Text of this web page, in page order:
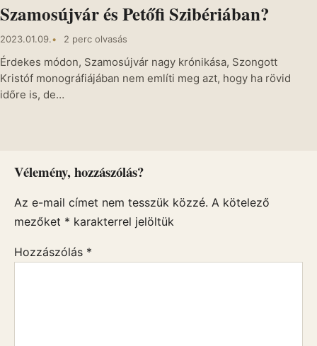
Szamosújvár és Petőfi Szibériában?
2023.01.09. 2 perc olvasás
Érdekes módon, Szamosújvár nagy krónikása, Szongott
Kristóf monográfiájában nem említi meg azt, hogy ha rövid
időre is, de…
Vélemény, hozzászólás?
Az e-mail címet nem tesszük közzé. A kötelező
mezőket * karakterrel jelöltük
Hozzászólás *